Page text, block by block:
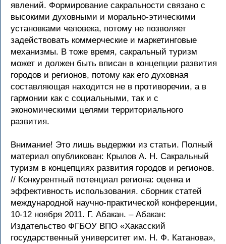
явлений. Формирование сакральности связано с
высокими духовными и морально-этическими
установками человека, потому не позволяет
задействовать коммерческие и маркетинговые
механизмы. В тоже время, сакральный туризм
может и должен быть вписан в концепции развития
городов и регионов, потому как его духовная
составляющая находится не в противоречии, а в
гармонии как с социальными, так и с
экономическими целями территориального
развития.
Внимание! Это лишь выдержки из статьи. Полный
материал опубликован: Крылов А. Н. Сакральный
туризм в концепциях развития городов и регионов.
// Конкурентный потенциал региона: оценка и
эффективность использования. сборник статей
международной научно-практической конференции,
10-12 ноября 2011. Г. Абакан. – Абакан:
Издательство ФГБОУ ВПО «Хакасский
государственный университет им. Н. Ф. Катанова»,